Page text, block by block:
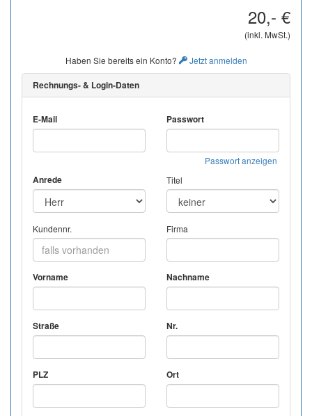
20,- €
(inkl. MwSt.)
Haben Sie bereits ein Konto? Jetzt anmelden
Rechnungs- & Login-Daten
E-Mail Passwort
Passwort anzeigen
Anrede Titel
Kundennr. Firma
Vorname Nachname
Straße Nr.
PLZ Ort